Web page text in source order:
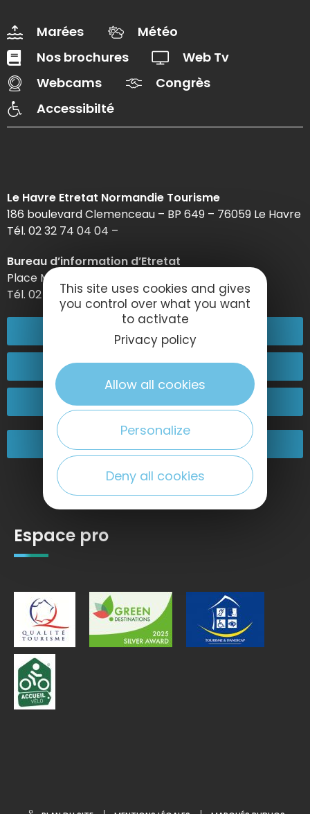
Marées
Météo
Nos brochures
Web Tv
Webcams
Congrès
Accessibilté
Le Havre Etretat Normandie Tourisme
186 boulevard Clemenceau – BP 649 – 76059 Le Havre
Tél. 02 32 74 04 04 –
Bureau d’information d’Etretat
Place Maurice Guillard – 76790 Étretat
Tél. 02 35 27 05 21
02 32 74 04 04
Contactez-nous
Espace pro
This site uses cookies and gives
you control over what you want
to activate
Privacy policy
Allow all cookies
Personalize
Deny all cookies